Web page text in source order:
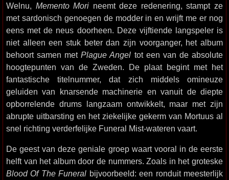
Welnu, Memento Mori neemt deze redenering, stampt ze
met sardonisch genoegen de modder in en wrijft me er nog
eens met de neus doorheen. Deze vijftiende langspeler is
niet alleen een stuk beter dan zijn voorganger, het album
behoort samen metPlague Angel tot een van de absolute
hoogtepunten van de Zweden. De plaat begint met het
fantastische titelnummer, dat zich middels omineuze
geluiden van knarsende machinerie en vanuit de diepte
opborrelende drums langzaam ontwikkelt, maar met zijn
abrupte uitbarsting en het ziekelijke gekerm van Mortuus al
snel richting verderfelijke Funeral Mist-wateren vaart.
De geest van deze geniale groep waart vooral in de eerste
helft van het album door de nummers. Zoals in het groteske
Blood Of The Funeral bijvoorbeeld: een ronduit meesterlijk